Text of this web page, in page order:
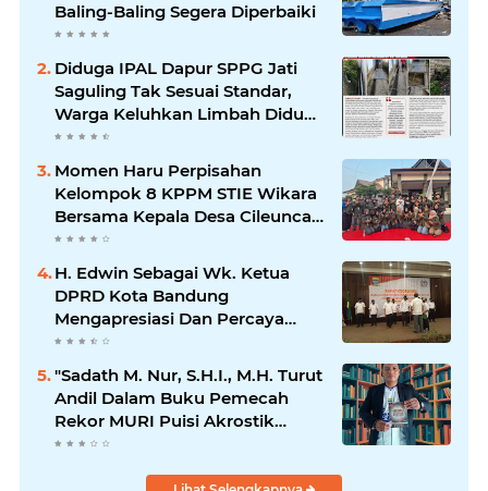
Baling-Baling Segera Diperbaiki
Diduga IPAL Dapur SPPG Jati
Saguling Tak Sesuai Standar,
Warga Keluhkan Limbah Diduga
Mengalir ke Sungai
Momen Haru Perpisahan
Kelompok 8 KPPM STIE Wikara
Bersama Kepala Desa Cileunca
di Kecamatan Bojong
H. Edwin Sebagai Wk. Ketua
DPRD Kota Bandung
Mengapresiasi Dan Percaya
Penuh Kepada Kepemimpinan
Merdi Hajiji Sebagai ketua DPD
Lpm Kota Bandung Periode
2021-2026
"Sadath M. Nur, S.H.I., M.H. Turut
Andil Dalam Buku Pemecah
Rekor MURI Puisi Akrostik
Terbanyak